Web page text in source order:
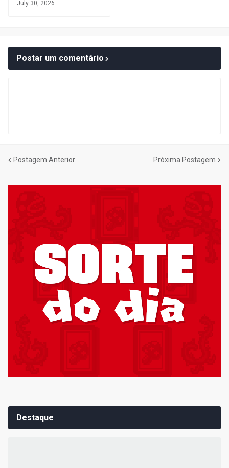
July 30, 2026
Postar um comentário
Postagem Anterior Próxima Postagem
Destaque